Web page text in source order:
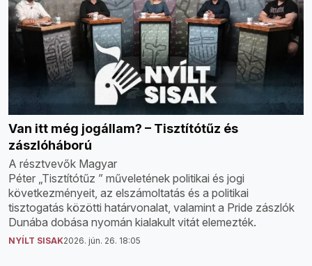
Van itt még jogállam? – Tisztítótűz és
zászlóháború
A résztvevők Magyar
Péter „Tisztítótűz ” műveletének politikai és jogi
következményeit, az elszámoltatás és a politikai
tisztogatás közötti határvonalat, valamint a Pride zászlók
Dunába dobása nyomán kialakult vitát elemezték.
NYÍLT SISAK2026. jún. 26. 18:05